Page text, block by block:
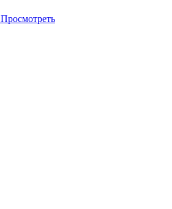
Просмотреть